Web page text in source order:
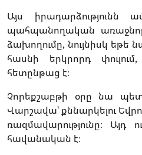
Այս իրադարձությունն
պահպանողական
ձախողումը, նույնիսկ եթե
հասնի երկրորդ
հետընթաց է։
Չորեքշաբթի օրը նա
Վարշավա՝ քննարկելու
ռազմավարությունը։ Այդ
հավանական է։